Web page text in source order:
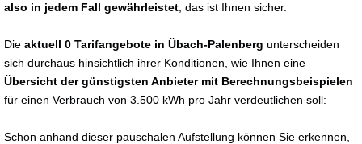
also in jedem Fall gewährleistet , das ist Ihnen sicher.
Die aktuell 0 Tarifangebote in Übach-Palenberg unterscheiden
sich durchaus hinsichtlich ihrer Konditionen, wie Ihnen eine
Übersicht der günstigsten Anbieter mit Berechnungsbeispielen
für einen Verbrauch von 3.500 kWh pro Jahr verdeutlichen soll:
Schon anhand dieser pauschalen Aufstellung können Sie erkennen,